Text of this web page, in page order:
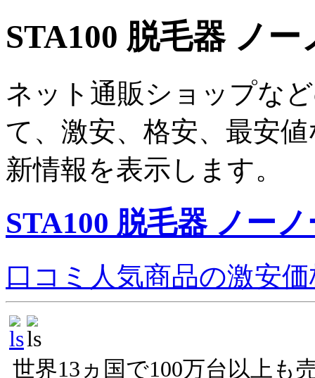
STA100 脱毛器 ノ
ネット通販ショップな
て、激安、格安、最安
新情報を表示します。
STA100 脱毛器 ノー
口コミ人気商品の激安
世界13ヵ国で100万台以上も